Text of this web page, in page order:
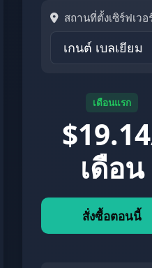
สถานที่ตั้งเซิร์ฟเวอ
เดือนแรก
$
เดือน
สั่งซื้อตอนนี้